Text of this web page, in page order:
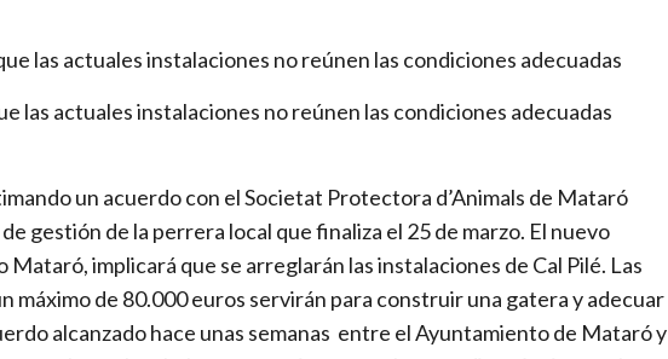
las actuales instalaciones no reúnen las condiciones adecuadas
un acuerdo con el Societat Protectora d’Animals de Mataró
gestión de la perrera local que finaliza el 25 de marzo. El nuevo
implicará que se arreglarán las instalaciones de Cal Pilé. Las
máximo de 80.000 euros servirán para construir una gatera y adecuar
alcanzado hace unas semanas entre el Ayuntamiento de Mataró y